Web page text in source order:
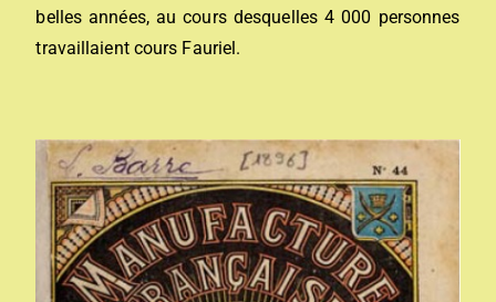
belles années, au cours desquelles 4 000 personnes
travaillaient cours Fauriel.